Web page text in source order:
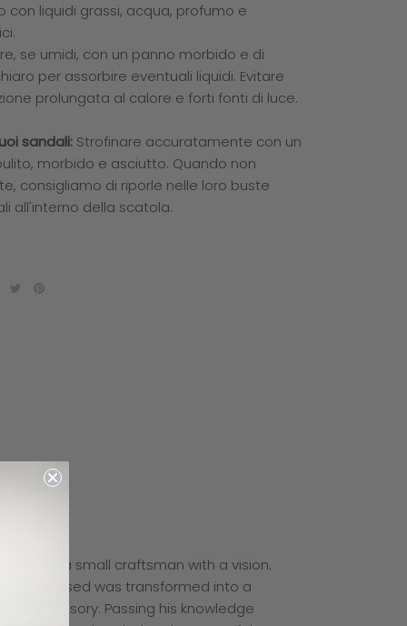
con liquidi grassi, acqua, profumo e
se umidi, con un panno morbido e di
per assorbire eventuali liquidi. Evitare
prolungata al calore e forti fonti di luce.
sandali: Strofinare accuratamente con un
morbido e asciutto. Quando non
consigliamo di riporle nelle loro buste
all'interno della scatola.
with a small craftsman with a vision.
he used was transformed into a
accessory. Passing his knowledge